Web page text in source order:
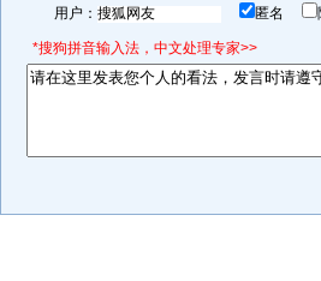
用户： 匿名
*搜狗拼音输入法，中文处理专家>>